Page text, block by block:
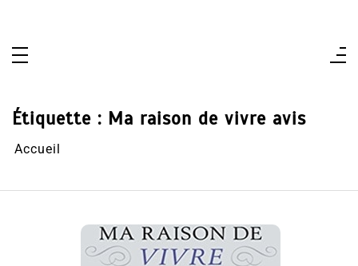
Étiquette : Ma raison de vivre avis
Accueil